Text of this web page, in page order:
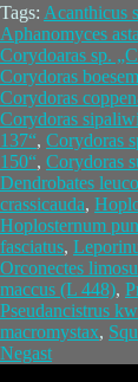
Tags: Acanthicus
Aphanomyces
Corydoaras sp.
Corydoras
Corydoras
Corydoras
137“, Corydoras
150“, Corydoras
Dendrobates
crassicauda,
Hoplosternum
fasciatus,
Orconectes
maccus (L 448),
Pseudancistrus
macromystax,
Negast